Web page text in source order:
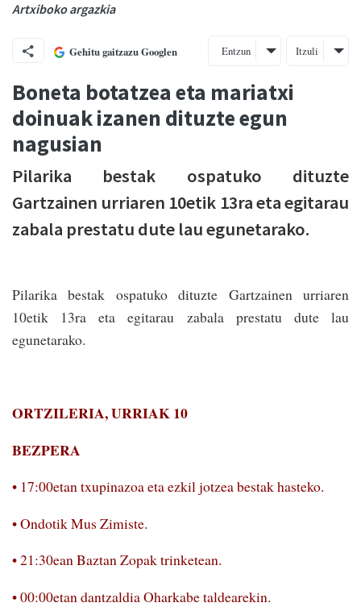
Artxiboko argazkia
Gehitu gaitzazu Googlen Entzun Itzuli
Boneta botatzea eta mariatxi
doinuak izanen dituzte egun
nagusian
Pilarika bestak ospatuko dituzte
Gartzainen urriaren 10etik 13ra eta egitarau
zabala prestatu dute lau egunetarako.
Pilarika bestak ospatuko dituzte Gartzainen urriaren
10etik 13ra eta egitarau zabala prestatu dute lau
egunetarako.
ORTZILERIA, URRIAK 10
BEZPERA
• 17:00etan txupinazoa eta ezkil jotzea bestak hasteko.
• Ondotik Mus Zimiste.
• 21:30ean Baztan Zopak trinketean.
• 00:00etan dantzaldia Oharkabe taldearekin.